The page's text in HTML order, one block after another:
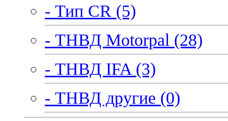
- Тип CR (5)
- ТНВД Motorpal (28)
- ТНВД IFA (3)
- ТНВД другие (0)